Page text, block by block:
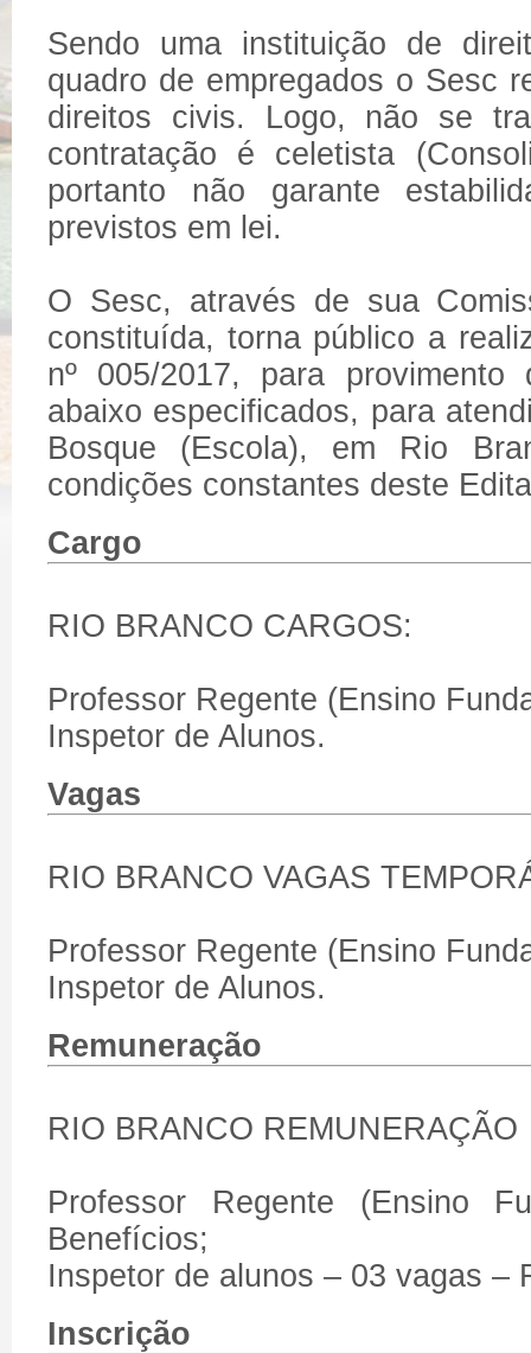
Sendo uma instituição de
quadro de empregados o Sesc
direitos civis. Logo, não se
contratação é celetista
portanto não garante
previstos em lei.
O Sesc, através de sua
constituída, torna público a
nº 005/2017, para
abaixo especificados, para
Bosque (Escola), em Rio
condições constantes deste
Cargo
RIO BRANCO CARGOS:
Professor Regente (Ensino
Inspetor de Alunos.
Vagas
RIO BRANCO VAGAS
Professor Regente (Ensino
Inspetor de Alunos.
Remuneração
RIO BRANCO REMUNERAÇÃO
Professor Regente (Ensino
Benefícios;
Inspetor de alunos – 03 vagas –
Inscrição